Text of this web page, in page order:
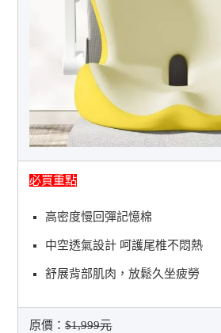
必買重點
高密度慢回彈記憶棉
中空透氣設計 呵護尾椎不悶熱
舒展背部肌肉，放鬆久坐疲勞
原價：$1,999元